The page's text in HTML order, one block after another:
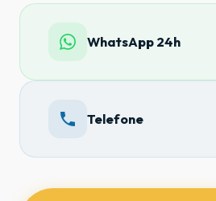
WhatsApp 24h
Telefone